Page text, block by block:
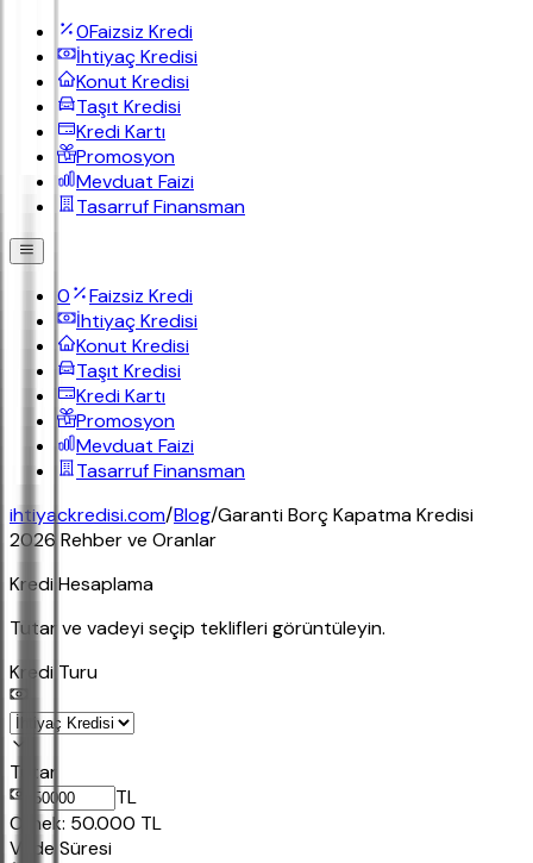
0Faizsiz Kredi
İhtiyaç Kredisi
Konut Kredisi
Taşıt Kredisi
Kredi Kartı
Promosyon
Mevduat Faizi
Tasarruf Finansman
0
Faizsiz Kredi
İhtiyaç Kredisi
Konut Kredisi
Taşıt Kredisi
Kredi Kartı
Promosyon
Mevduat Faizi
Tasarruf Finansman
ihtiyackredisi.com/Blog/Garanti Borç Kapatma Kredisi
2026 Rehber ve Oranlar
Kredi Hesaplama
Tutar ve vadeyi seçip teklifleri görüntüleyin.
Kredi Turu
Tutar
TL
Ornek: 50.000 TL
Vade Süresi